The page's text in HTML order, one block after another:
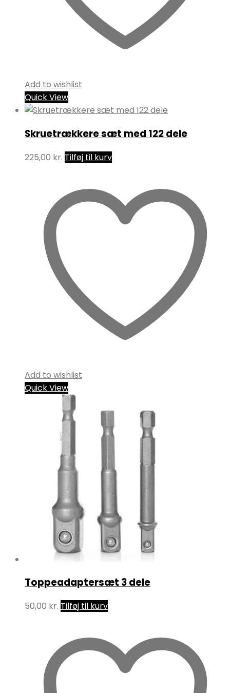
Add to wishlist
Quick View
Skruetrækkere sæt med 122 dele
225,00 kr. Tilføj til kurv
Add to wishlist
Quick View
Toppeadaptersæt 3 dele
50,00 kr. Tilføj til kurv